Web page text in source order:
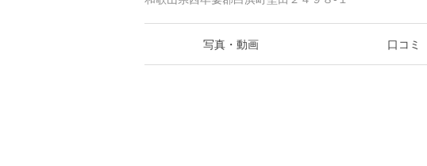
写真・動画 口コミ